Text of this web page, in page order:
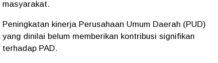
masyarakat.
Peningkatan kinerja Perusahaan Umum Daerah (PUD)
yang dinilai belum memberikan kontribusi signifikan
terhadap PAD.